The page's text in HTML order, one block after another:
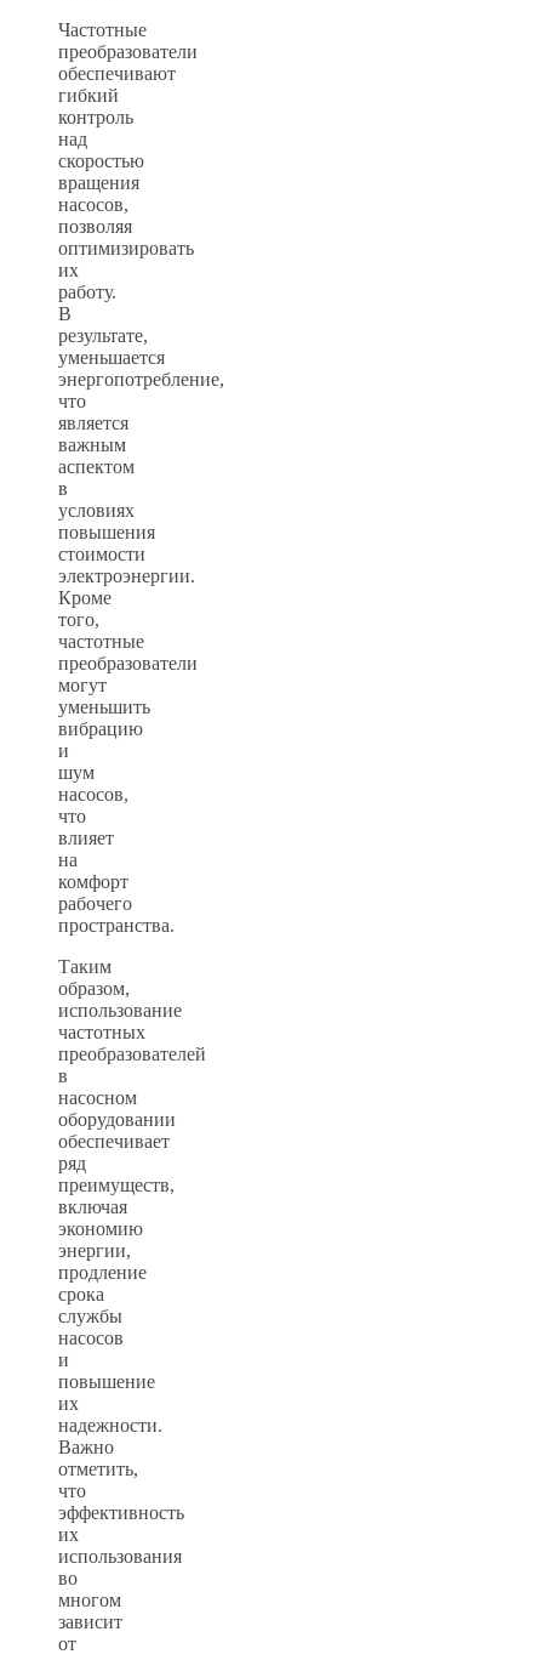
Частотные
преобразователи
обеспечивают
гибкий
контроль
над
скоростью
вращения
насосов,
позволяя
оптимизировать
их
работу.
В
результате,
уменьшается
энергопотребление,
что
является
важным
аспектом
в
условиях
повышения
стоимости
электроэнергии.
Кроме
того,
частотные
преобразователи
могут
уменьшить
вибрацию
и
шум
насосов,
что
влияет
на
комфорт
рабочего
пространства.
Таким
образом,
использование
частотных
преобразователей
в
насосном
оборудовании
обеспечивает
ряд
преимуществ,
включая
экономию
энергии,
продление
срока
службы
насосов
и
повышение
их
надежности.
Важно
отметить,
что
эффективность
их
использования
во
многом
зависит
от